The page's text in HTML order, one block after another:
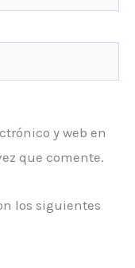
y web en
que comente.
los siguientes